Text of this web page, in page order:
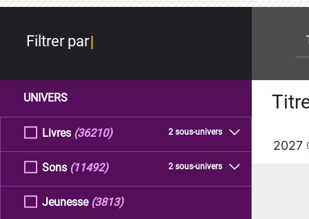
Filtrer par
UNIVERS
Livres 2 sous-univers
(36210)
Sons 2 sous-univers
(11492)
Jeunesse (3813)
2027